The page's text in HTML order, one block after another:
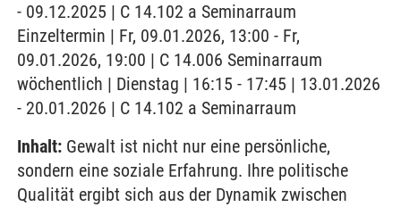
- 09.12.2025 | C 14.102 a Seminarraum
Einzeltermin | Fr, 09.01.2026, 13:00 - Fr,
09.01.2026, 19:00 | C 14.006 Seminarraum
wöchentlich | Dienstag | 16:15 - 17:45 | 13.01.2026
- 20.01.2026 | C 14.102 a Seminarraum
Inhalt: Gewalt ist nicht nur eine persönliche,
sondern eine soziale Erfahrung. Ihre politische
Qualität ergibt sich aus der Dynamik zwischen